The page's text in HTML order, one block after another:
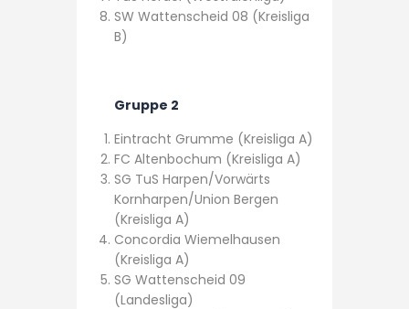
SW Wattenscheid 08 (Kreisliga
B)
Gruppe 2
Eintracht Grumme (Kreisliga A)
FC Altenbochum (Kreisliga A)
SG TuS Harpen/Vorwärts
Kornharpen/Union Bergen
(Kreisliga A)
Concordia Wiemelhausen
(Kreisliga A)
SG Wattenscheid 09
(Landesliga)